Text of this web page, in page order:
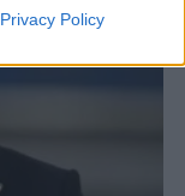
Privacy Policy